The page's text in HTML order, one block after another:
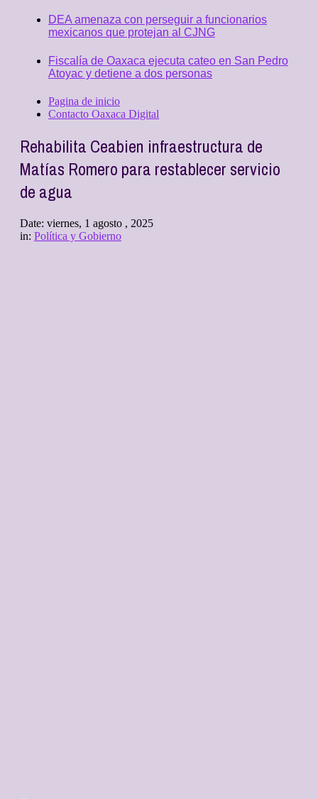
DEA amenaza con perseguir a funcionarios
mexicanos que protejan al CJNG
Fiscalía de Oaxaca ejecuta cateo en San Pedro
Atoyac y detiene a dos personas
Pagina de inicio
Contacto Oaxaca Digital
Rehabilita Ceabien infraestructura de
Matías Romero para restablecer servicio
de agua
Date: viernes, 1 agosto , 2025
in: Política y Gobierno